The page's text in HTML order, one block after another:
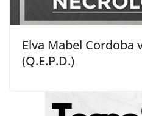
Elva Mabel Cordoba
(Q.E.P.D.)